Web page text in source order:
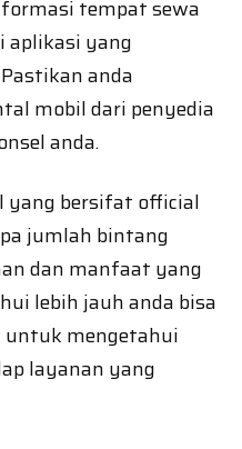
tempat sewa
aplikasi yang
anda
mobil dari penyedia
anda.
yang bersifat official
jumlah bintang
dan manfaat yang
lebih jauh anda bisa
untuk mengetahui
layanan yang